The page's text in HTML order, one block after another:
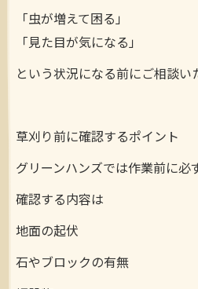
「虫が増えて困る」
「見た目が気になる」
という状況になる前にご相談い
草刈り前に確認するポイント
グリーンハンズでは作業前に必
確認する内容は
地面の起伏
石やブロックの有無